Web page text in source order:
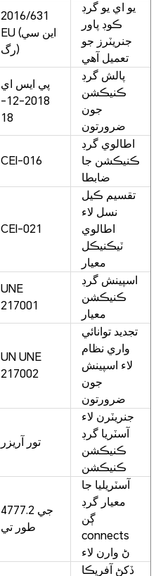
2016/631
EU (اين سي
رگ)
يو اي يو گرڊ
ڪوڊ پاور
جنريٽرز جو
تعميل آهي
پي ايس اي
2018-12-
18
پالش گرڊ
ڪنيڪشن
جون
ضرورتون
CEI-016
اطالوي گرڊ
ڪنيڪشن جا
ضابطا
CEI-021
تقسيم ڪيل
نسل لاء
اطالوي
ٽيڪنيڪل
معيار
UNE
217001
اسپينش گرڊ
ڪنيڪشن
معيار
UN UNE
217002
تجديد توانائي
واري نظام
لاء اسپينش
جون
ضرورتون
تور آريزر
جنريٽرن لاء
آسٽريا گرڊ
ڪنيڪشن
ڪنيڪشن
4777.2 جي
طور تي
آسٽريليا جا
معيار گرڊ
ڳن
connects
ڻ وارن لاء
ڏکڻ آفريڪا